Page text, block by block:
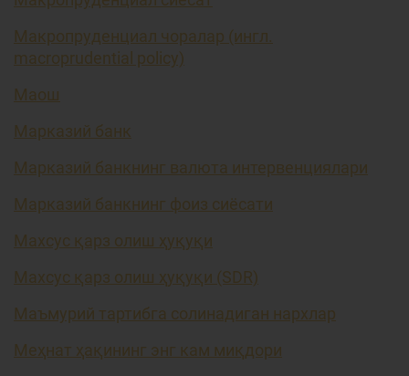
Макропруденциал чоралар (ингл.
macroprudential policy)
Маош
Марказий банк
Марказий банкнинг валюта интервенциялари
Марказий банкнинг фоиз сиёсати
Махсус қарз олиш ҳуқуқи
Махсус қарз олиш ҳуқуқи (SDR)
Маъмурий тартибга солинадиган нархлар
Меҳнат ҳақининг энг кам миқдори